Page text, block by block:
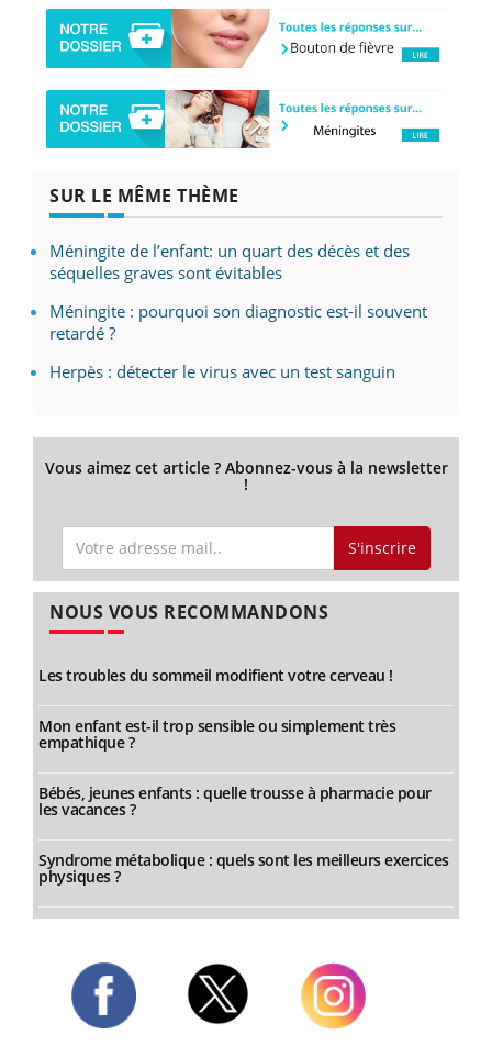
SUR LE MÊME THÈME
Méningite de l’enfant: un quart des décès et des
séquelles graves sont évitables
Méningite : pourquoi son diagnostic est-il souvent
retardé ?
Herpès : détecter le virus avec un test sanguin
Vous aimez cet article ? Abonnez-vous à la newsletter
!
S'inscrire
NOUS VOUS RECOMMANDONS
Les troubles du sommeil modifient votre cerveau !
Mon enfant est-il trop sensible ou simplement très
empathique ?
Bébés, jeunes enfants : quelle trousse à pharmacie pour
les vacances ?
Syndrome métabolique : quels sont les meilleurs exercices
physiques ?